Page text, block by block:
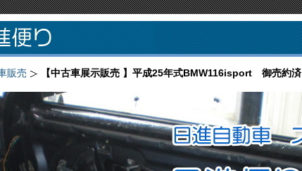
販売 【中古車展示販売 】平成25年式BMW116isport 御売約済